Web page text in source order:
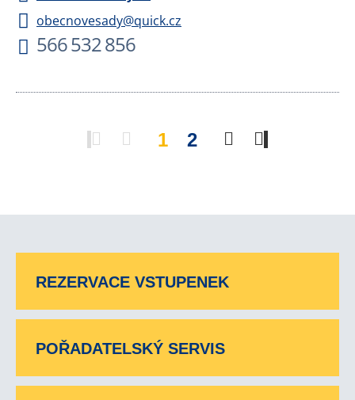
obecnovesady@quick.cz
566 532 856
1 2
REZERVACE VSTUPENEK
POŘADATELSKÝ SERVIS